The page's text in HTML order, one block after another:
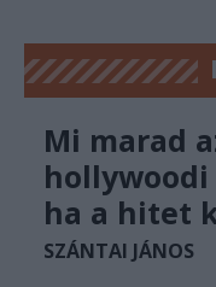
Mi marad
ha a hitet
SZÁNTAI JÁNOS